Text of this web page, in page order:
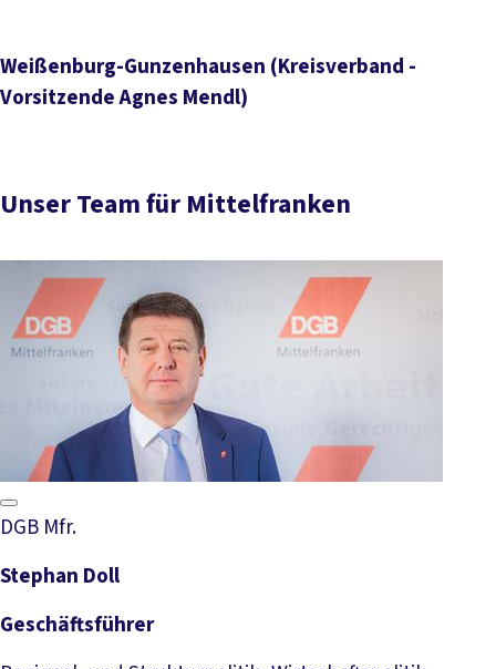
Weißenburg-Gunzenhausen (Kreisverband -
Vorsitzende Agnes Mendl)
Unser Team für Mittelfranken
DGB Mfr.
Stephan Doll
Geschäftsführer